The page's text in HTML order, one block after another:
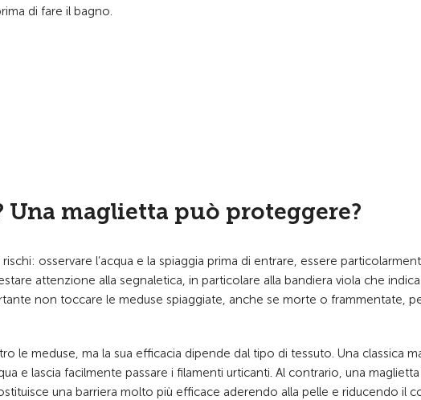
di fare il bagno.
maglietta può proteggere?
osservare l’acqua e la spiaggia prima di entrare, essere
attenzione alla segnaletica, in particolare alla bandiera viola che
non toccare le meduse spiaggiate, anche se morte o frammentate,
le meduse, ma la sua efficacia dipende dal tipo di tessuto. Una classica
e lascia facilmente passare i filamenti urticanti. Al contrario, una
una barriera molto più efficace aderendo alla pelle e riducendo il